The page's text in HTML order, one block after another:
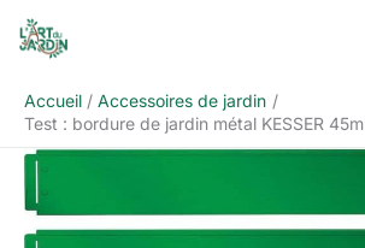
Aller
Accueil
Accessoires de jardin
Test : bordure de jardin métal KESSER 45m
Rechercher